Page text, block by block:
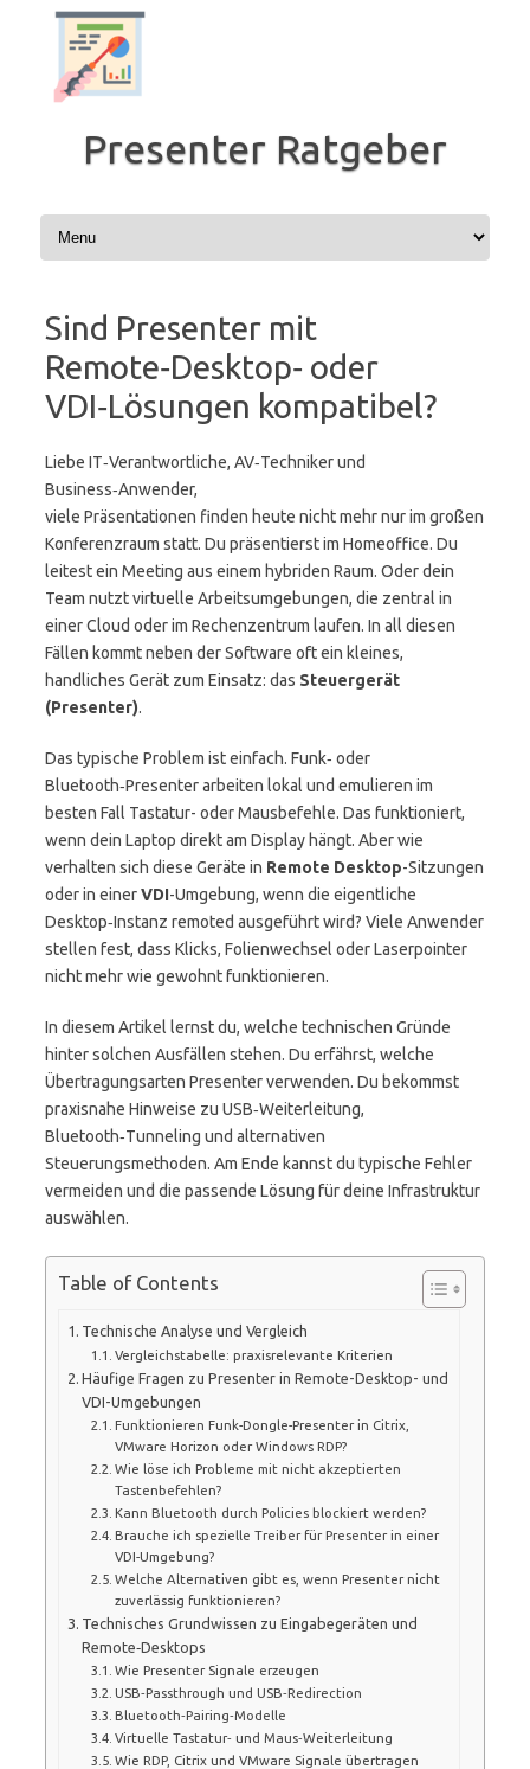
Zum
Inhalt
springen
Presenter Ratgeber
Sind Presenter mit
Remote‑Desktop‑ oder
VDI‑Lösungen kompatibel?
Liebe IT‑Verantwortliche, AV‑Techniker und
Business‑Anwender,
viele Präsentationen finden heute nicht mehr nur im großen
Konferenzraum statt. Du präsentierst im Homeoffice. Du
leitest ein Meeting aus einem hybriden Raum. Oder dein
Team nutzt virtuelle Arbeitsumgebungen, die zentral in
einer Cloud oder im Rechenzentrum laufen. In all diesen
Fällen kommt neben der Software oft ein kleines,
handliches Gerät zum Einsatz: das Steuergerät
(Presenter).
Das typische Problem ist einfach. Funk‑ oder
Bluetooth‑Presenter arbeiten lokal und emulieren im
besten Fall Tastatur- oder Mausbefehle. Das funktioniert,
wenn dein Laptop direkt am Display hängt. Aber wie
verhalten sich diese Geräte in Remote Desktop-Sitzungen
oder in einerVDI-Umgebung, wenn die eigentliche
Desktop‑Instanz remoted ausgeführt wird? Viele Anwender
stellen fest, dass Klicks, Folienwechsel oder Laserpointer
nicht mehr wie gewohnt funktionieren.
In diesem Artikel lernst du, welche technischen Gründe
hinter solchen Ausfällen stehen. Du erfährst, welche
Übertragungsarten Presenter verwenden. Du bekommst
praxisnahe Hinweise zu USB‑Weiterleitung,
Bluetooth‑Tunneling und alternativen
Steuerungsmethoden. Am Ende kannst du typische Fehler
vermeiden und die passende Lösung für deine Infrastruktur
auswählen.
Table of Contents
Technische Analyse und Vergleich
Vergleichstabelle: praxisrelevante Kriterien
Häufige Fragen zu Presenter in Remote-Desktop- und
VDI-Umgebungen
Funktionieren Funk-Dongle-Presenter in Citrix,
VMware Horizon oder Windows RDP?
Wie löse ich Probleme mit nicht akzeptierten
Tastenbefehlen?
Kann Bluetooth durch Policies blockiert werden?
Brauche ich spezielle Treiber für Presenter in einer
VDI-Umgebung?
Welche Alternativen gibt es, wenn Presenter nicht
zuverlässig funktionieren?
Technisches Grundwissen zu Eingabegeräten und
Remote‑Desktops
Wie Presenter Signale erzeugen
USB‑Passthrough und USB‑Redirection
Bluetooth‑Pairing‑Modelle
Virtuelle Tastatur‑ und Maus‑Weiterleitung
Wie RDP, Citrix und VMware Signale übertragen